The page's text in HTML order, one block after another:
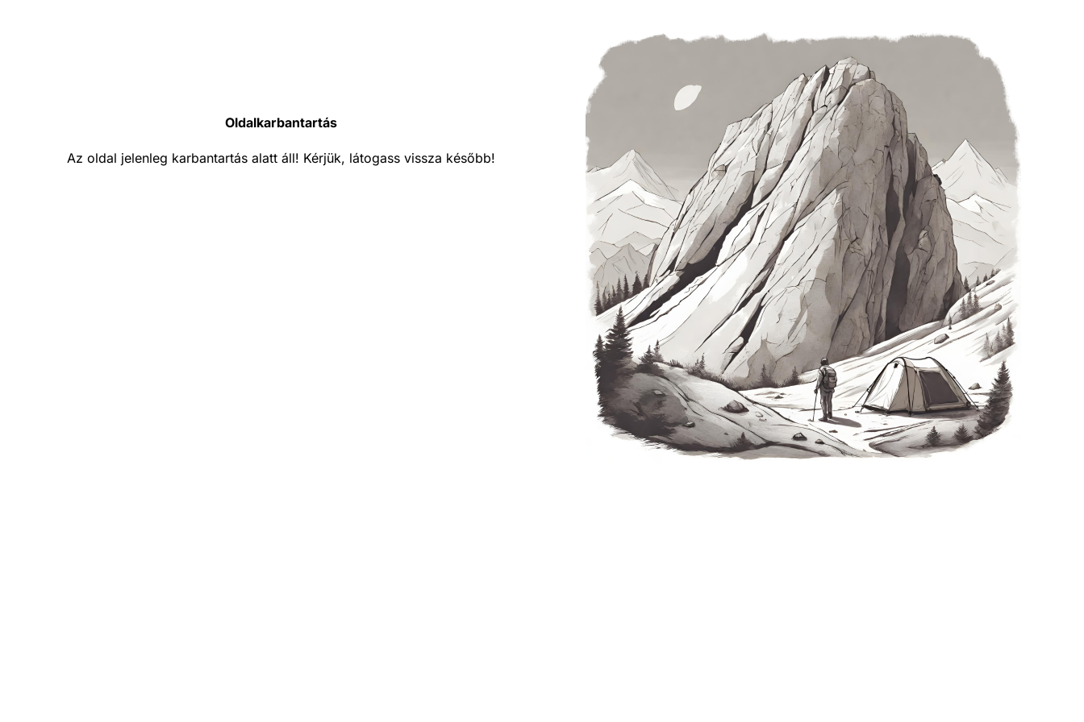
Oldalkarbantartás
Az oldal jelenleg karbantartás alatt áll! Kérjük, látogass vissza később!